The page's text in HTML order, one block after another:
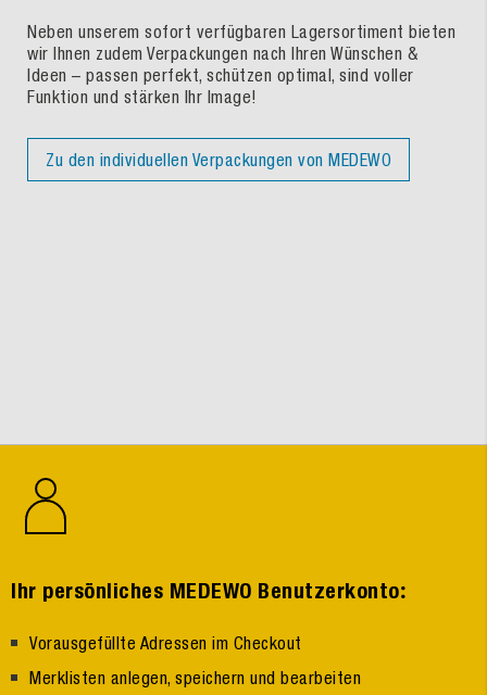
Neben unserem sofort verfügbaren Lagersortiment bieten
wir Ihnen zudem Verpackungen nach Ihren Wünschen &
Ideen – passen perfekt, schützen optimal, sind voller
Funktion und stärken Ihr Image!
Zu den individuellen Verpackungen von MEDEWO
Ihr persönliches MEDEWO Benutzerkonto:
Vorausgefüllte Adressen im Checkout
Merklisten anlegen, speichern und bearbeiten